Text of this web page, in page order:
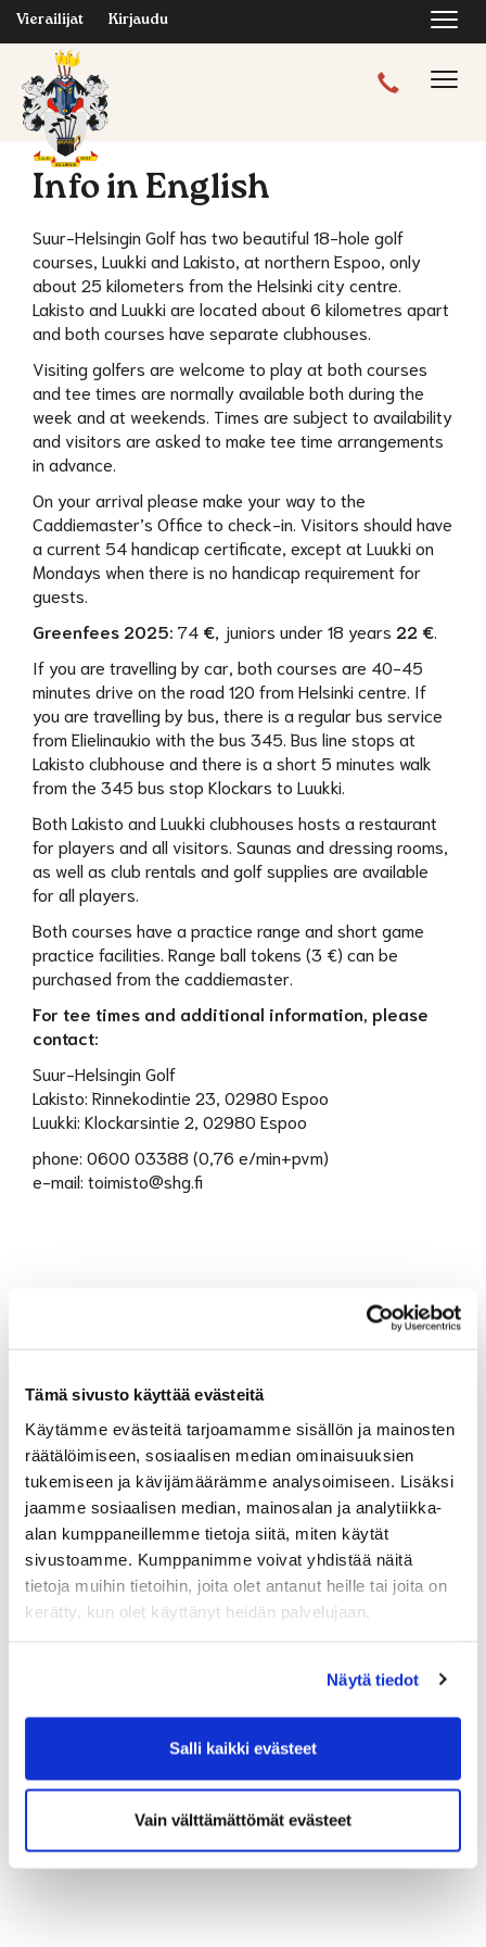
Tämä sivusto käyttää evästeitä
Käytämme evästeitä tarjoamamme sisällön ja mainosten
räätälöimiseen, sosiaalisen median ominaisuuksien
tukemiseen ja kävijämäärämme analysoimiseen. Lisäksi
jaamme sosiaalisen median, mainosalan ja analytiikka-
alan kumppaneillemme tietoja siitä, miten käytät
sivustoamme. Kumppanimme voivat yhdistää näitä
tietoja muihin tietoihin, joita olet antanut heille tai joita on
kerätty, kun olet käyttänyt heidän palvelujaan.
Näytä tiedot
Salli kaikki evästeet
Vain välttämättömät evästeet
Vierailijat Kirjaudu
Info in English
Suur-Helsingin Golf has two beautiful 18-hole golf
courses, Luukki and Lakisto, at northern Espoo, only
about 25 kilometers from the Helsinki city centre.
Lakisto and Luukki are located about 6 kilometres apart
and both courses have separate clubhouses.
Visiting golfers are welcome to play at both courses
and tee times are normally available both during the
week and at weekends. Times are subject to availability
and visitors are asked to make tee time arrangements
in advance.
On your arrival please make your way to the
Caddiemaster’s Office to check-in. Visitors should have
a current 54 handicap certificate, except at Luukki on
Mondays when there is no handicap requirement for
guests.
Greenfees 2025: 74 € , juniors under 18 years 22 €
If you are travelling by car, both courses are 40-45
minutes drive on the road 120 from Helsinki centre. If
you are travelling by bus, there is a regular bus service
from Elielinaukio with the bus 345. Bus line stops at
Lakisto clubhouse and there is a short 5 minutes walk
from the 345 bus stop Klockars to Luukki.
Both Lakisto and Luukki clubhouses hosts a restaurant
for players and all visitors. Saunas and dressing rooms,
as well as club rentals and golf supplies are available
for all players.
Both courses have a practice range and short game
practice facilities. Range ball tokens (3 €) can be
purchased from the caddiemaster.
For tee times and additional information, please
contact:
Suur-Helsingin Golf
Lakisto: Rinnekodintie 23, 02980 Espoo
Luukki: Klockarsintie 2, 02980 Espoo
phone: 0600 03388 (0,76 e/min+pvm)
e-mail: toimisto@shg.fi